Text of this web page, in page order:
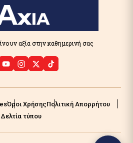
αξία στην καθημερινή σας
Όροι ΧρήσηςΠολιτική Απορρήτου
Δελτία τύπου